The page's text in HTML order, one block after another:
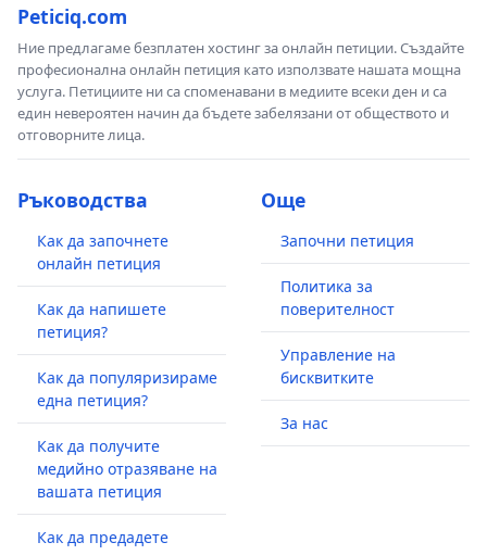
Peticiq.com
Ние предлагаме безплатен хостинг за онлайн петиции. Създайте
професионална онлайн петиция като използвате нашата мощна
услуга. Петициите ни са споменавани в медиите всеки ден и са
един невероятен начин да бъдете забелязани от обществото и
отговорните лица.
Ръководства
Как да започнете
онлайн петиция
Как да напишете
петиция?
Как да популяризираме
една петиция?
Как да получите
медийно отразяване на
вашата петиция
Как да предадете
Още
Започни петиция
Политика за
поверителност
Управление на
бисквитките
За нас